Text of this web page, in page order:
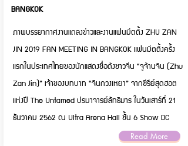
BANGKOK
ภาพบรรยากาศงานแถลงข่าวและงานแฟนมีตติ้ง ZHU ZAN
JIN 2019 FAN MEETING IN BANGKOK แฟนมีตติ้งครั้ง
แรกในประเทศไทยของนักแสดงชื่อดังชาวจีน “จูจ้านจิน (Zhu
Zan Jin)” เจ้าของบทบาท “จินกวงเหยา” จากซีรีย์สุดฮอต
แห่งปี The Untamed ปรมาจารย์ลัทธิมาร ในวันเสาร์ที่ 21
ธันวาคม 2562 ณ Ultra Arena Hall ชั้น 6 Show DC
Read More